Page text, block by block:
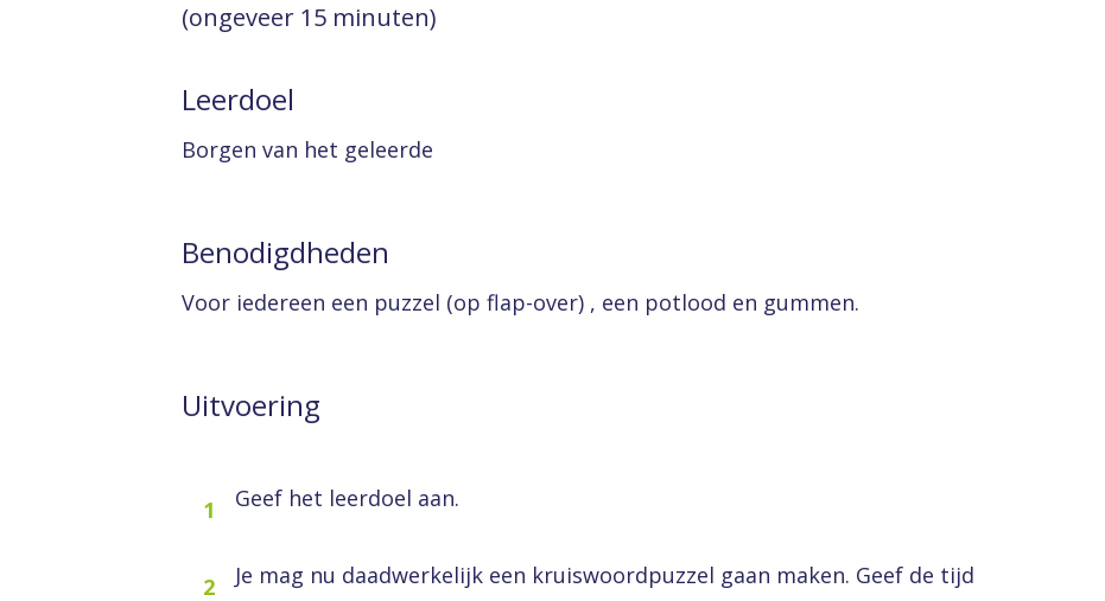
(ongeveer 15 minuten)
Leerdoel
Borgen van het geleerde
Benodigdheden
Voor iedereen een puzzel (op flap-over) , een potlood en gummen.
Uitvoering
1 Geef het leerdoel aan.
2
Je mag nu daadwerkelijk een kruiswoordpuzzel gaan maken. Geef de tijd